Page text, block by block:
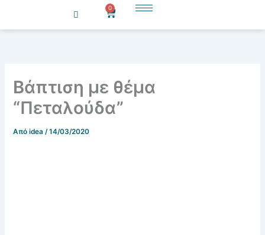
0
Cart
Βάπτιση με θέμα
“Πεταλούδα”
Απόidea/14/03/2020